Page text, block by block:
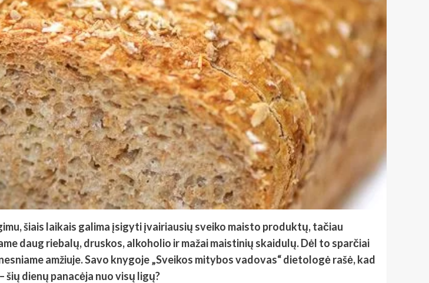
šiais laikais galima įsigyti įvairiausių sveiko maisto produktų, tačiau
daug riebalų, druskos, alkoholio ir mažai maistinių skaidulų. Dėl to sparčiai
amžiuje. Savo knygoje „Sveikos mitybos vadovas“ dietologė rašė, kad
šių dienų panacėja nuo visų ligų?